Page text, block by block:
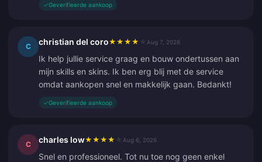
✓Geverifieerde aankoop
C christian del coro★ ★ ★ ★ Aug 7, 2026
Ik help jullie service graag en bouw ondertussen aan
mijn skills en skins. Ik ben erg blij met de service
omdat aankopen snel en makkelijk gaan. Bedankt!
✓Geverifieerde aankoop
C charles low★ ★ ★ ★ Aug 6, 2026
Snel en professioneel. Tot nu toe nog geen enkel